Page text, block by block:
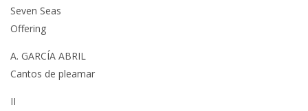
Seven Seas
Offering
A. GARCÍA ABRIL
Cantos de pleamar
II